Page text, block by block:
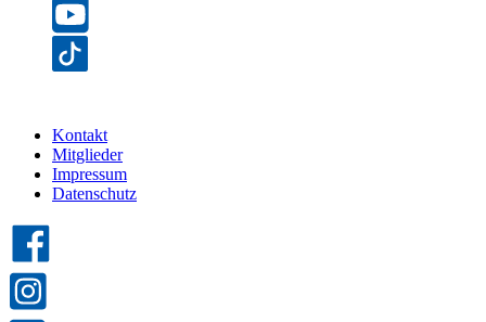
Kontakt
Mitglieder
Impressum
Datenschutz